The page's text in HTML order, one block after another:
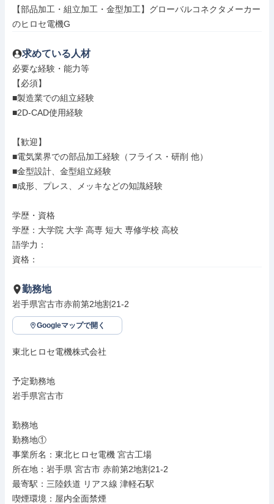
【部品加工・組立加工・金型加工】グローバルコネクタメーカー
のヒロセ電機G
求めている人材
必要な経験・能力等
【必須】
■製造業での組立経験
■2D-CAD使用経験
【歓迎】
■電気業界での部品加工経験（フライス・研削 他）
■金型設計、金型組立経験
■成形、プレス、メッキなどの知識経験
学歴・資格
学歴：大学院 大学 高専 短大 専修学校 高校
語学力：
資格：
勤務地
岩手県宮古市赤前第2地割21-2
Googleマップで開く
東北ヒロセ電機株式会社
予定勤務地
岩手県宮古市
勤務地
勤務地①
事業所名：東北ヒロセ電機 宮古工場
所在地：岩手県 宮古市 赤前第2地割21-2
最寄駅：三陸鉄道 リアス線 津軽石駅
喫煙環境：屋内全面禁煙